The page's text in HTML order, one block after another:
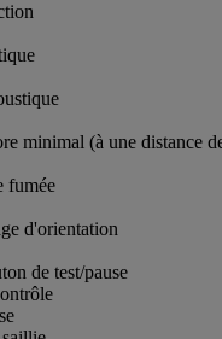
minimal (à une distance
fumée
d'orientation
de test/pause